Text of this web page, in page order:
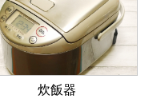
炊飯器